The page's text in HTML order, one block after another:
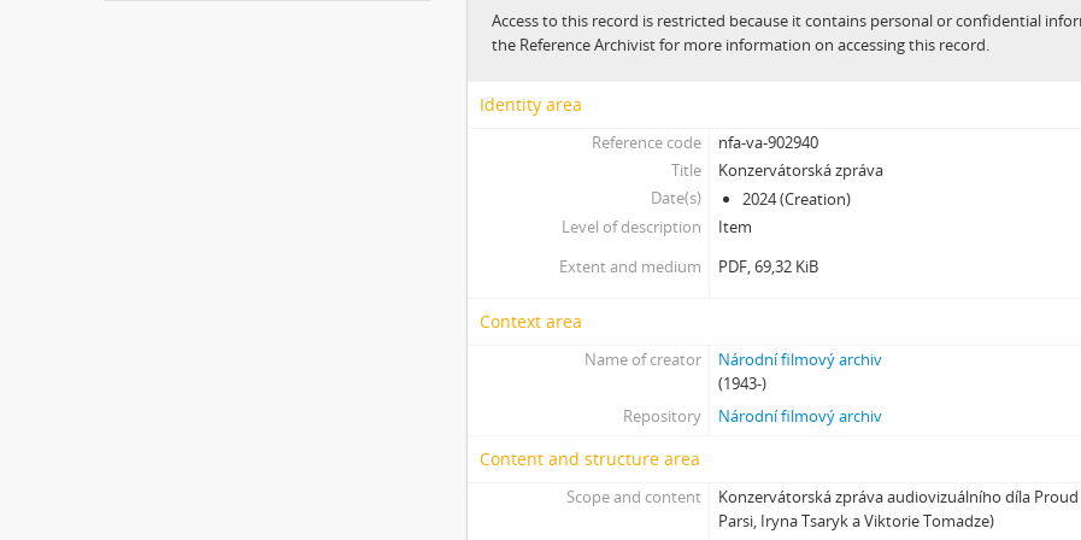
[Subseries] Konkomitantní růstový jev
[Subseries] I’m Doing Great (I’m Doing Great)
[Subseries] Acedia
[Subseries] Pyramida
[Subseries] Ecopoiesis
[Subseries] Zero Gravity Grave
[Subseries] Jak natáčet v Africe
[Subseries] A Memoir in Dance
[Subseries] Polní lékař aneb Pravidla styku s místními e-dívkami
[Subseries] Krajina opuštění I.: Dívka s bičem
[Subseries] Ke kořenům
[Subseries] Ticho před bouří
[Subseries] tryin to sport something
Access to this record is restricted because it contains personal or confidential
the Reference Archivist for more information on accessing this record.
Identity area
Reference code
nfa-va-902940
Title
Konzervátorská zpráva
Date(s)
2024 (Creation)
Level of description
Item
Extent and medium
PDF, 69,32 KiB
Context area
Name of creator
Národní filmový archiv
(1943-)
Repository
Národní filmový archiv
Content and structure area
Scope and content
Konzervátorská zpráva audiovizuálního díla
Parsi, Iryna Tsaryk a Viktorie Tomadze)